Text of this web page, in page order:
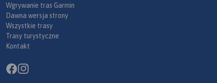
Wgrywanie tras Garmin
Dawna wersja strony
Wszystkie trasy
Trasy turystyczne
Kontakt